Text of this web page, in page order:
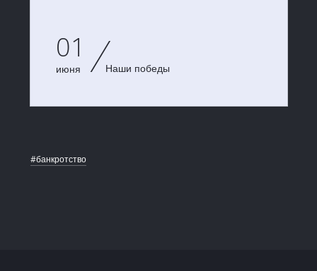
01
июня Наши победы
#банкротство